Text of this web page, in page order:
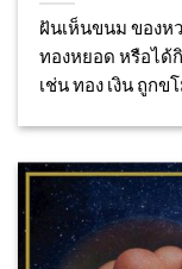
ฝันเห็นขนม ของห
ทองหยอด หรือได้
เช่น ทอง เงิน ถูกข